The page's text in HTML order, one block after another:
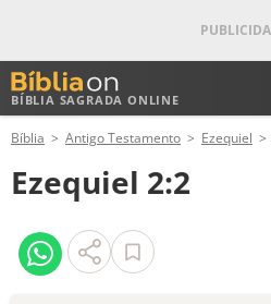
BÍBLIA SAGRADA ONLINE
ANTIGO TESTAMENTO
NOVO TESTAMENTO
VERSÍCULOS
Bíblia Antigo Testamento Ezequiel
Ezequiel 2:2